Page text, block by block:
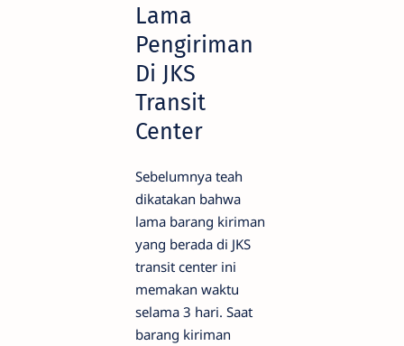
Lama
Pengiriman
Di JKS
Transit
Center
Sebelumnya teah
dikatakan bahwa
lama barang kiriman
yang berada di JKS
transit center ini
memakan waktu
selama 3 hari. Saat
barang kiriman